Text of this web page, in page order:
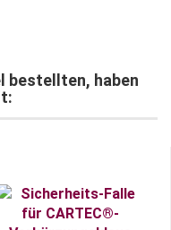
bestellten, haben